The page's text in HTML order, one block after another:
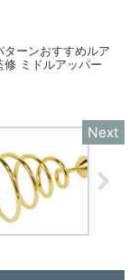
ターンおすすめルア
修 ミドルアッパー